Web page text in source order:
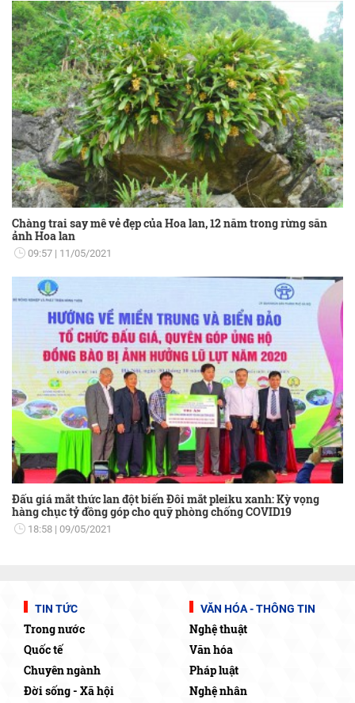
Chàng trai say mê vẻ đẹp của Hoa lan, 12 năm trong rừng săn
ảnh Hoa lan
09:57 11/05/2021
Đấu giá mắt thức lan đột biến Đôi mắt pleiku xanh: Kỳ vọng
hàng chục tỷ đồng góp cho quỹ phòng chống COVID19
18:58 09/05/2021
TIN TỨC
Trong nước
Quốc tế
Chuyên ngành
Đời sống - Xã hội
VĂN HÓA - THÔNG TIN
Nghệ thuật
Văn hóa
Pháp luật
Nghệ nhân